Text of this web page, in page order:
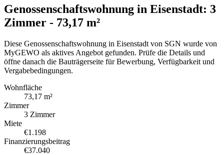
Genossenschaftswohnung in Eisenstadt: 3
Zimmer - 73,17 m²
Diese Genossenschaftswohnung in Eisenstadt von SGN wurde von
MyGEWO als aktives Angebot gefunden. Prüfe die Details und
öffne danach die Bauträgerseite für Bewerbung, Verfügbarkeit und
Vergabebedingungen.
Wohnfläche
73,17 m²
Zimmer
3 Zimmer
Miete
€1.198
Finanzierungsbeitrag
€37.040